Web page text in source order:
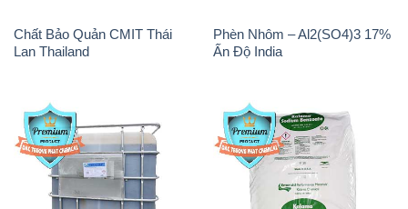
Chất Bảo Quản CMIT Thái
Lan Thailand
Phèn Nhôm – Al2(SO4)3 17%
Ấn Độ India